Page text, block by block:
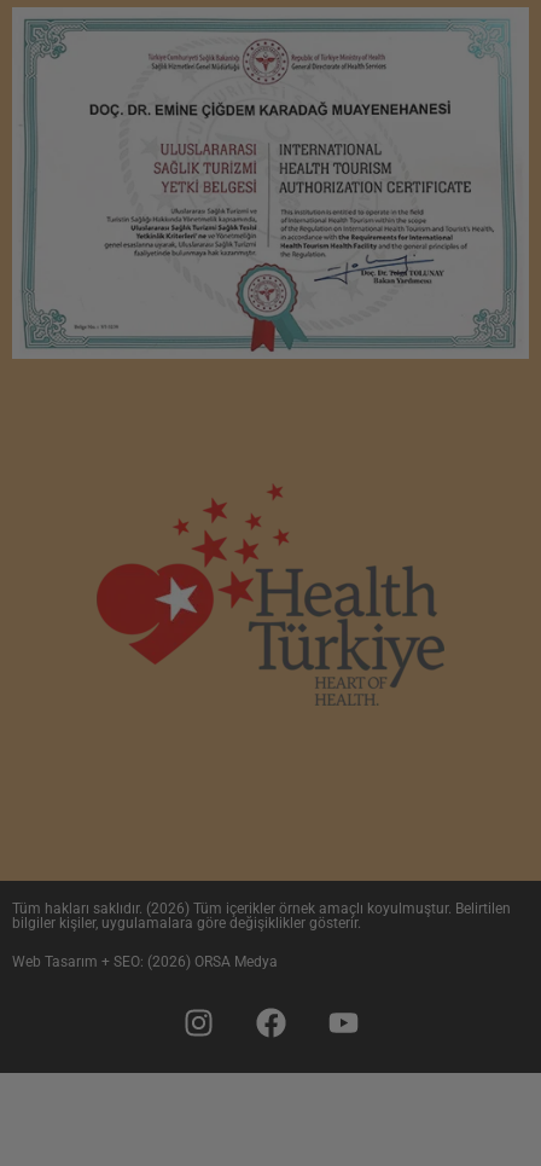
Tüm hakları saklıdır. (2026) Tüm içerikler örnek amaçlı koyulmuştur. Belirtilen
bilgiler kişiler, uygulamalara göre değişiklikler gösterir.
Web Tasarım + SEO: (2026) ORSA Medya